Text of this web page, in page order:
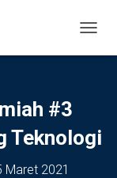
#3
Teknologi
Maret 2021